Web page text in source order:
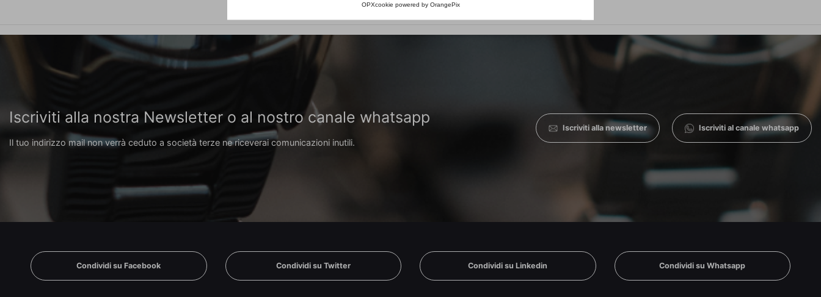
OPXcookie powered by OrangePix
Iscriviti alla nostra Newsletter o al nostro canale whatsapp
Il tuo indirizzo mail non verrà ceduto a società terze ne riceverai comunicazioni inutili.
Iscriviti alla newsletter Iscriviti al canale whatsapp
Condividi su Facebook Condividi su Twitter Condividi su Linkedin Condividi su Whatsapp